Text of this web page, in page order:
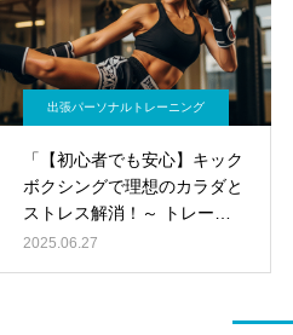
出張パーソナルトレーニング
「【初心者でも安心】キック
ボクシングで理想のカラダと
ストレス解消！～ トレーナ
ー経験10年のプロが伝える始
2025.06.27